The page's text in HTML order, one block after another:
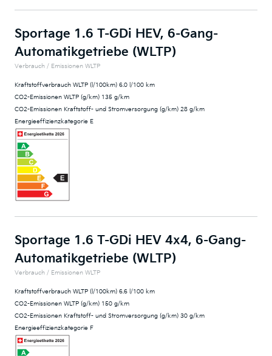
Sportage 1.6 T-GDi HEV, 6-Gang-
Automatikgetriebe (WLTP)
Verbrauch / Emissionen WLTP
Kraftstoffverbrauch WLTP (l/100km) 6.0 l/100 km
CO2-Emissionen WLTP (g/km) 135 g/km
CO2-Emissionen Kraftstoff- und Stromversorgung (g/km) 28 g/km
Energieeffizienzkategorie E
Sportage 1.6 T-GDi HEV 4x4, 6-Gang-
Automatikgetriebe (WLTP)
Verbrauch / Emissionen WLTP
Kraftstoffverbrauch WLTP (l/100km) 6.6 l/100 km
CO2-Emissionen WLTP (g/km) 150 g/km
CO2-Emissionen Kraftstoff- und Stromversorgung (g/km) 30 g/km
Energieeffizienzkategorie F